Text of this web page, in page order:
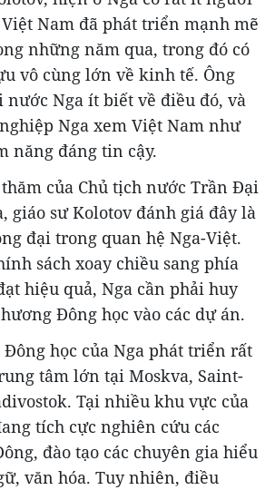
Nam đã phát triển mạnh mẽ
những năm qua, trong đó có
vô cùng lớn về kinh tế. Ông
Nga ít biết về điều đó, và
Nga xem Việt Nam như
năng đáng tin cậy.
của Chủ tịch nước Trần Đại
giáo sư Kolotov đánh giá đây là
đại trong quan hệ Nga-Việt.
sách xoay chiều sang phía
hiệu quả, Nga cần phải huy
Đông học vào các dự án.
học của Nga phát triển rất
tâm lớn tại Moskva, Saint-
Tại nhiều khu vực của
tích cực nghiên cứu các
đào tạo các chuyên gia hiểu
văn hóa. Tuy nhiên, điều